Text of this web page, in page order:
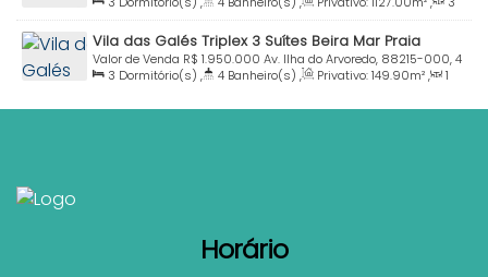
Centro, Bombinhas, Santa Catarina, Brasil
Sala(s) , 3 Suíte(s), Total:2517.00m², Útil: 520.00m²
Vila das Galés Triplex 3 Suítes Beira Mar Praia
Quatro Ilhas Bombinhas SC
R$ 1.950.000
Valor de Venda
Av. Ilha do Arvoredo, 88215-000, 4
Ilhas, Bombinhas, Santa Catarina, Brasil
3 Dormitório(s) , 4 Banheiro(s) , Privativo:149.90m²,
1
Distância do Mar, Útil:149.90m²
Horário